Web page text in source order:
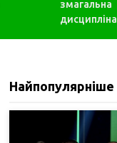
змагальна
дисципліна
Найпопулярніше